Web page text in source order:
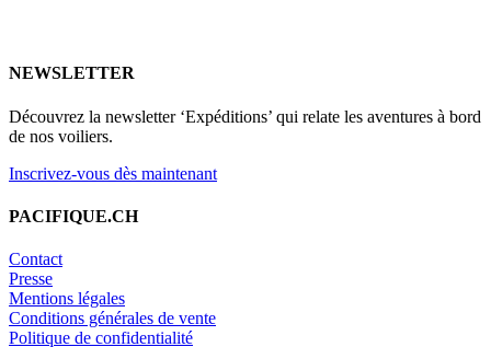
NEWSLETTER
Découvrez la newsletter ‘Expéditions’ qui relate les aventures à bord
de nos voiliers.
Inscrivez-vous dès maintenant
PACIFIQUE.CH
Contact
Presse
Mentions légales
Conditions générales de vente
Politique de confidentialité